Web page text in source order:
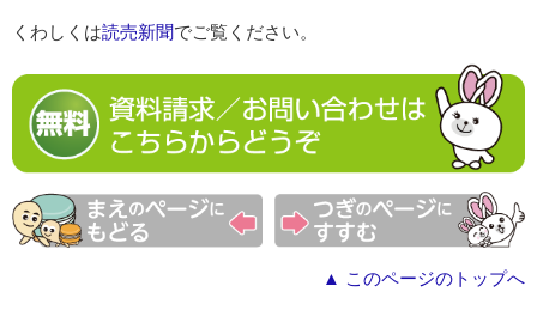
くわしくは読売新聞でご覧ください。
▲ このページのトップへ